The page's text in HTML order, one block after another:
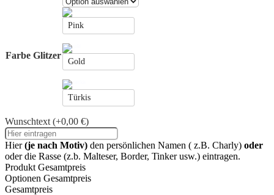
Farbe Glitzer
Pink
Gold
Türkis
Wunschtext (+0,00 €)
Hier(je nach Motiv) den persönlichen Namen ( z.B. Charly) oder
oder die Rasse (z.b. Malteser, Border, Tinker usw.) eintragen.
Produkt Gesamtpreis
Optionen Gesamtpreis
Gesamtpreis